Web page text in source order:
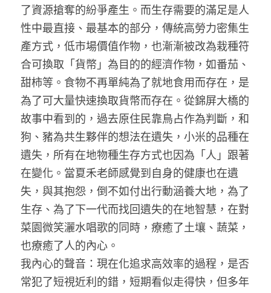
了資源搶奪的紛爭產生。而生存需要的滿足是人
性中最直接、最基本的部分，傳統高勞力密集生
產方式，低市場價值作物，也漸漸被改為栽種符
合可換取「貨幣」為目的的經濟作物，如番茄、
甜柿等。食物不再單純為了就地食用而存在，是
為了可大量快速換取貨幣而存在。從錦屏大橋的
故事中看到的，過去原住民靠鳥占作為判斷，和
狗、豬為共生夥伴的想法在遺失，小米的品種在
遺失，所有在地物種生存方式也因為「人」跟著
在變化。當夏禾老師感覺到自身的健康也在遺
失，與其抱怨，倒不如付出行動涵養大地，為了
生存、為了下一代而找回遺失的在地智慧，在對
菜園微笑灑水唱歌的同時，療癒了土壤、蔬菜，
也療癒了人的內心。
我內心的聲音：現在化追求高效率的過程，是否
常犯了短視近利的錯，短期看似走得快，但多年